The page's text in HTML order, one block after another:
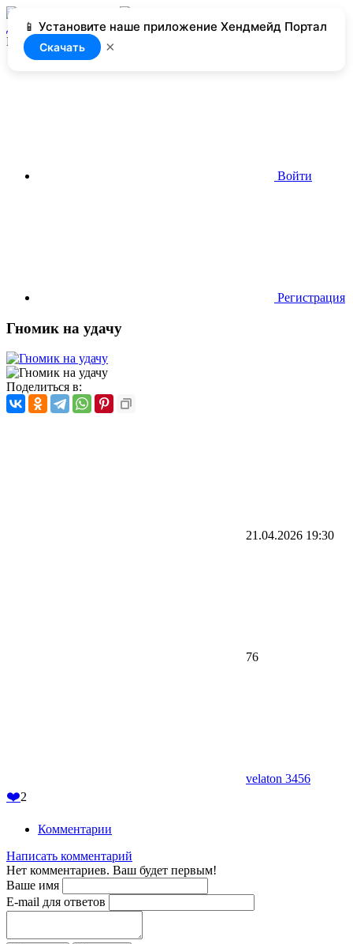
📱 Установите наше приложение Хендмейд Портал
Скачать ×
Добавить
Нет доступа
Войти
Регистрация
Гномик на удачу
Поделиться в:
21.04.2026 19:30
76
velaton 3456
❤️2
Комментарии
Написать комментарий
Нет комментариев. Ваш будет первым!
Ваше имя
E-mail для ответов